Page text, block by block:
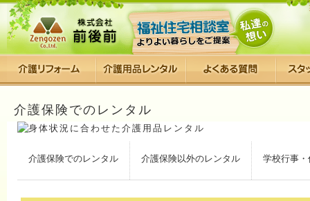
介護保険でのレンタル
介護保険でのレンタル 介護保険以外のレンタル 学校行事・